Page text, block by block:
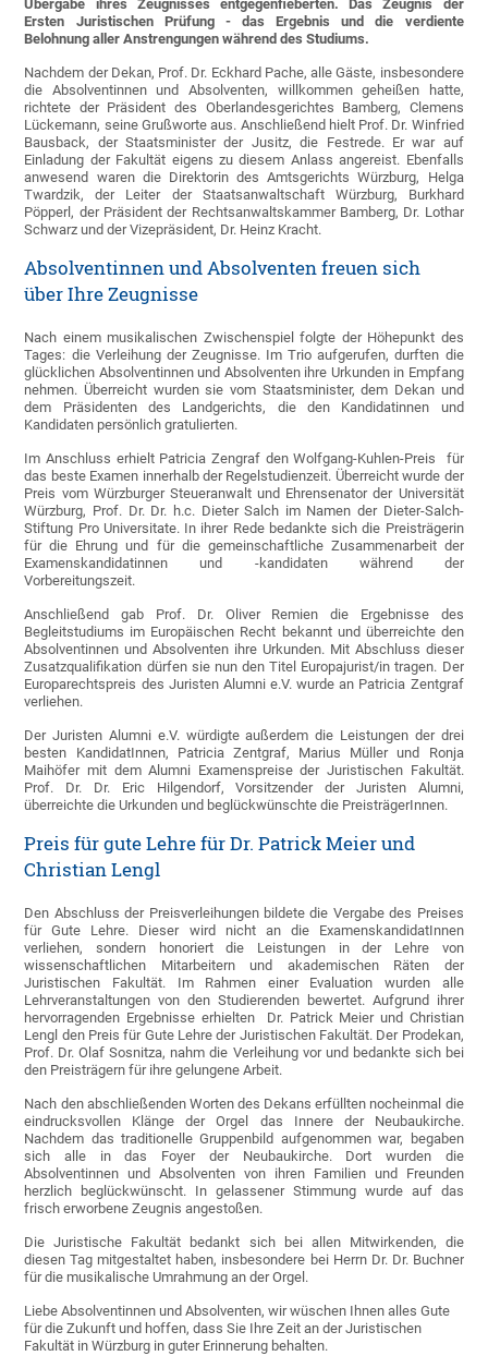
Übergabe ihres Zeugnisses entgegenfieberten. Das Zeugnis der
Ersten Juristischen Prüfung - das Ergebnis und die verdiente
Belohnung aller Anstrengungen während des Studiums.
Nachdem der Dekan, Prof. Dr. Eckhard Pache, alle Gäste, insbesondere
die Absolventinnen und Absolventen, willkommen geheißen hatte,
richtete der Präsident des Oberlandesgerichtes Bamberg, Clemens
Lückemann, seine Grußworte aus. Anschließend hielt Prof. Dr. Winfried
Bausback, der Staatsminister der Jusitz, die Festrede. Er war auf
Einladung der Fakultät eigens zu diesem Anlass angereist. Ebenfalls
anwesend waren die Direktorin des Amtsgerichts Würzburg, Helga
Twardzik, der Leiter der Staatsanwaltschaft Würzburg, Burkhard
Pöpperl, der Präsident der Rechtsanwaltskammer Bamberg, Dr. Lothar
Schwarz und der Vizepräsident, Dr. Heinz Kracht.
Absolventinnen und Absolventen freuen sich
über Ihre Zeugnisse
Nach einem musikalischen Zwischenspiel folgte der Höhepunkt des
Tages: die Verleihung der Zeugnisse. Im Trio aufgerufen, durften die
glücklichen Absolventinnen und Absolventen ihre Urkunden in Empfang
nehmen. Überreicht wurden sie vom Staatsminister, dem Dekan und
dem Präsidenten des Landgerichts, die den Kandidatinnen und
Kandidaten persönlich gratulierten.
Im Anschluss erhielt Patricia Zengraf den Wolfgang-Kuhlen-Preis für
das beste Examen innerhalb der Regelstudienzeit. Überreicht wurde der
Preis vom Würzburger Steueranwalt und Ehrensenator der Universität
Würzburg, Prof. Dr. Dr. h.c. Dieter Salch im Namen der Dieter-Salch-
Stiftung Pro Universitate. In ihrer Rede bedankte sich die Preisträgerin
für die Ehrung und für die gemeinschaftliche Zusammenarbeit der
Examenskandidatinnen und -kandidaten während der
Vorbereitungszeit.
Anschließend gab Prof. Dr. Oliver Remien die Ergebnisse des
Begleitstudiums im Europäischen Recht bekannt und überreichte den
Absolventinnen und Absolventen ihre Urkunden. Mit Abschluss dieser
Zusatzqualifikation dürfen sie nun den Titel Europajurist/in tragen. Der
Europarechtspreis des Juristen Alumni e.V. wurde an Patricia Zentgraf
verliehen.
Der Juristen Alumni e.V. würdigte außerdem die Leistungen der drei
besten KandidatInnen, Patricia Zentgraf, Marius Müller und Ronja
Maihöfer mit dem Alumni Examenspreise der Juristischen Fakultät.
Prof. Dr. Dr. Eric Hilgendorf, Vorsitzender der Juristen Alumni,
überreichte die Urkunden und beglückwünschte die PreisträgerInnen.
Preis für gute Lehre für Dr. Patrick Meier und
Christian Lengl
Den Abschluss der Preisverleihungen bildete die Vergabe des Preises
für Gute Lehre. Dieser wird nicht an die ExamenskandidatInnen
verliehen, sondern honoriert die Leistungen in der Lehre von
wissenschaftlichen Mitarbeitern und akademischen Räten der
Juristischen Fakultät. Im Rahmen einer Evaluation wurden alle
Lehrveranstaltungen von den Studierenden bewertet. Aufgrund ihrer
hervorragenden Ergebnisse erhielten Dr. Patrick Meier und Christian
Lengl den Preis für Gute Lehre der Juristischen Fakultät. Der Prodekan,
Prof. Dr. Olaf Sosnitza, nahm die Verleihung vor und bedankte sich bei
den Preisträgern für ihre gelungene Arbeit.
Nach den abschließenden Worten des Dekans erfüllten nocheinmal die
eindrucksvollen Klänge der Orgel das Innere der Neubaukirche.
Nachdem das traditionelle Gruppenbild aufgenommen war, begaben
sich alle in das Foyer der Neubaukirche. Dort wurden die
Absolventinnen und Absolventen von ihren Familien und Freunden
herzlich beglückwünscht. In gelassener Stimmung wurde auf das
frisch erworbene Zeugnis angestoßen.
Die Juristische Fakultät bedankt sich bei allen Mitwirkenden, die
diesen Tag mitgestaltet haben, insbesondere bei Herrn Dr. Dr. Buchner
für die musikalische Umrahmung an der Orgel.
Liebe Absolventinnen und Absolventen, wir wüschen Ihnen alles Gute
für die Zukunft und hoffen, dass Sie Ihre Zeit an der Juristischen
Fakultät in Würzburg in guter Erinnerung behalten.